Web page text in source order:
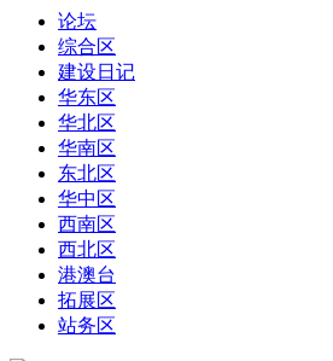
论坛
综合区
建设日记
华东区
华北区
华南区
东北区
华中区
西南区
西北区
港澳台
拓展区
站务区